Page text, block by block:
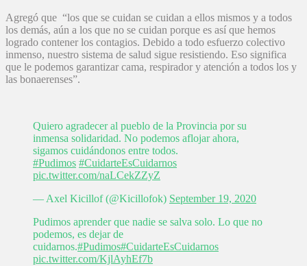
Agregó que “los que se cuidan se cuidan a ellos mismos y a todos
los demás, aún a los que no se cuidan porque es así que hemos
logrado contener los contagios. Debido a todo esfuerzo colectivo
inmenso, nuestro sistema de salud sigue resistiendo. Eso significa
que le podemos garantizar cama, respirador y atención a todos los y
las bonaerenses”.
Quiero agradecer al pueblo de la Provincia por su
inmensa solidaridad. No podemos aflojar ahora,
sigamos cuidándonos entre todos.
#Pudimos #CuidarteEsCuidarnos
pic.twitter.com/naLCekZZyZ
— Axel Kicillof (@Kicillofok) September 19, 2020
Pudimos aprender que nadie se salva solo. Lo que no
podemos, es dejar de
cuidarnos.#Pudimos#CuidarteEsCuidarnos
pic.twitter.com/KjlAyhEf7b